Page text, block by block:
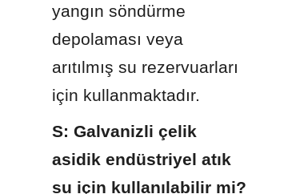
yangın söndürme
depolaması veya
arıtılmış su rezervuarları
için kullanmaktadır.
S: Galvanizli çelik
asidik endüstriyel atık
su için kullanılabilir mi?